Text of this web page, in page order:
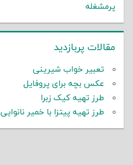
پرمشغله
مقالات پربازدید
تعبیر خواب شیرینی
عکس بچه برای پروفایل
طرز تهیه کیک زبرا
طرز تهیه پیتزا با خمیر نانوایی